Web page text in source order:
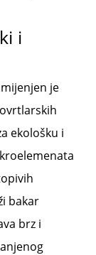
i
je
ekološku i
bakar
brz i